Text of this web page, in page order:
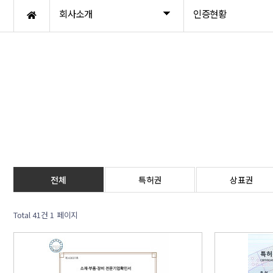
회사소개 인증현황
전체 특허권 상표권
Total 41건 1 페이지